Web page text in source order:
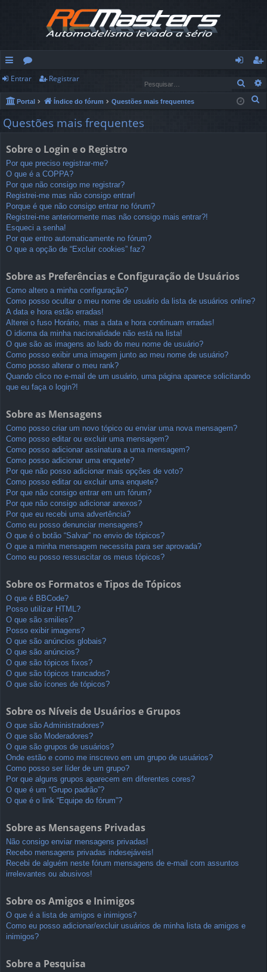
in
ks
rá
d
os
ór
u
ns
nt
ra
eg
ist
Entrar Registrar
Portal Índice do fórum Questões mais frequentes
Questões mais frequentes
Sobre o Login e o Registro
Por que preciso registrar-me?
O que é a COPPA?
Por que não consigo me registrar?
Registrei-me mas não consigo entrar!
Porque é que não consigo entrar no fórum?
Registrei-me anteriormente mas não consigo mais entrar?!
Esqueci a senha!
Por que entro automaticamente no fórum?
O que a opção de “Excluir cookies” faz?
Sobre as Preferências e Configuração de Usuários
Como altero a minha configuração?
Como posso ocultar o meu nome de usuário da lista de usuários online?
A data e hora estão erradas!
Alterei o fuso Horário, mas a data e hora continuam erradas!
O idioma da minha nacionalidade não está na lista!
O que são as imagens ao lado do meu nome de usuário?
Como posso exibir uma imagem junto ao meu nome de usuário?
Como posso alterar o meu rank?
Quando clico no e-mail de um usuário, uma página aparece solicitando
que eu faça o login?!
Sobre as Mensagens
Como posso criar um novo tópico ou enviar uma nova mensagem?
Como posso editar ou excluir uma mensagem?
Como posso adicionar assinatura a uma mensagem?
Como posso adicionar uma enquete?
Por que não posso adicionar mais opções de voto?
Como posso editar ou excluir uma enquete?
Por que não consigo entrar em um fórum?
Por que não consigo adicionar anexos?
Por que eu recebi uma advertência?
Como eu posso denunciar mensagens?
O que é o botão “Salvar” no envio de tópicos?
O que a minha mensagem necessita para ser aprovada?
Como eu posso ressuscitar os meus tópicos?
Sobre os Formatos e Tipos de Tópicos
O que é BBCode?
Posso utilizar HTML?
O que são smilies?
Posso exibir imagens?
O que são anúncios globais?
O que são anúncios?
O que são tópicos fixos?
O que são tópicos trancados?
O que são ícones de tópicos?
Sobre os Níveis de Usuários e Grupos
O que são Administradores?
O que são Moderadores?
O que são grupos de usuários?
Onde estão e como me inscrevo em um grupo de usuários?
Como posso ser líder de um grupo?
Por que alguns grupos aparecem em diferentes cores?
O que é um “Grupo padrão”?
O que é o link “Equipe do fórum”?
Sobre as Mensagens Privadas
Não consigo enviar mensagens privadas!
Recebo mensagens privadas indesejáveis!
Recebi de alguém neste fórum mensagens de e-mail com assuntos
irrelevantes ou abusivos!
Sobre os Amigos e Inimigos
O que é a lista de amigos e inimigos?
Como eu posso adicionar/excluir usuários de minha lista de amigos e
inimigos?
Sobre a Pesquisa